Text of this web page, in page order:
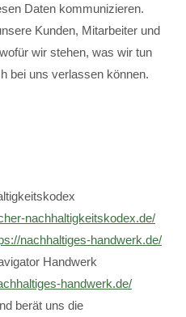
Daten kommunizieren.
Kunden, Mitarbeiter und
wir stehen, was wir tun
bei uns verlassen können.
nachhaltigkeitskodex.de/
nachhaltiges-handwerk.de/
Handwerk
handwerk.de/
berät uns die